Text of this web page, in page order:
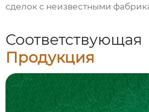
сделок с неизвестными
Соответствующая
Продукция